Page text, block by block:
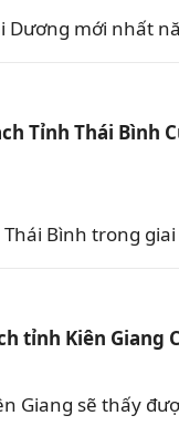
Dương mới nhất
Tỉnh Thái Bình
Bình trong
tỉnh Kiên Giang
Giang sẽ thấy